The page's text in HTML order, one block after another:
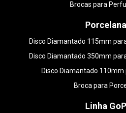
Brocas para
Disco Diamantado 115mm
Disco Diamantado 350mm
Disco Diamantado
Broca para
Linha